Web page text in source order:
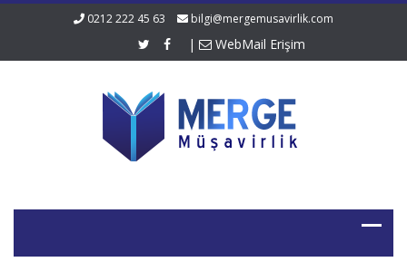
0212 222 45 63 bilgi@mergemusavirlik.com
| WebMail Erişim